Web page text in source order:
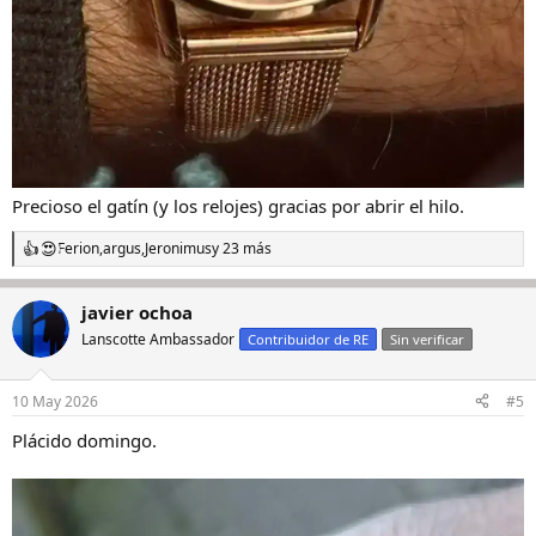
Precioso el gatín (y los relojes) gracias por abrir el hilo.
R
e
c
c
i
e
:
Ferion,argus,Jeronimusy 23 más
javier ochoa
Lanscotte Ambassador Contribuidor de RE Sin verificar
10 May 2026 #5
Plácido domingo.